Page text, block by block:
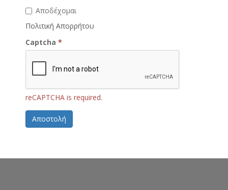
Αποδέχομαι
Πολιτική Απορρήτου
Captcha *
reCAPTCHA is required.
Αποστολή